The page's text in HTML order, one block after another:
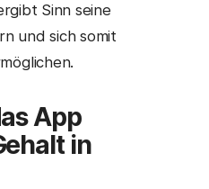
Sinn seine
und sich somit
App
in